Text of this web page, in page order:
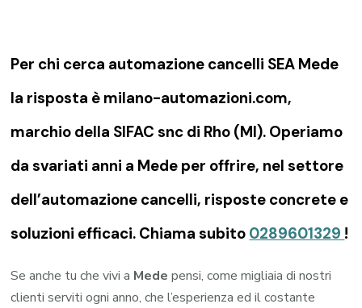
Per chi cerca automazione cancelli SEA Mede
la risposta è milano-automazioni.com,
marchio della SIFAC snc di Rho (MI). Operiamo
da svariati anni a Mede per offrire, nel settore
dell’automazione cancelli, risposte concrete e
soluzioni efficaci. Chiama subito 0289601329 !
Se anche tu che vivi a Mede pensi, come migliaia di nostri
clienti serviti ogni anno, che l’esperienza ed il costante